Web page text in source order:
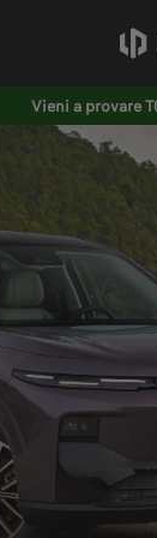
Vieni a provare